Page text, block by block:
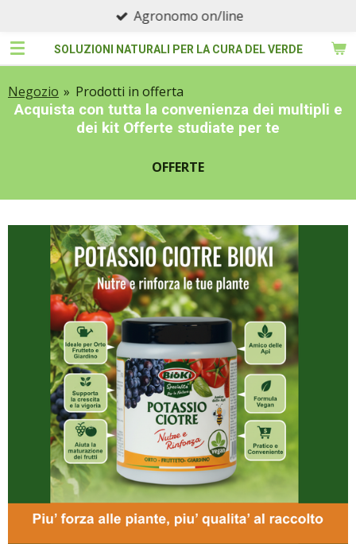
contenutoSOLUZIONI NATURALI PER LA CURA DEL VERDE
Agronomo on/line
Negozio » Prodotti in offerta
Acquista con tutta la convenienza dei multipli e
dei kit Offerte studiate per te
OFFERTE